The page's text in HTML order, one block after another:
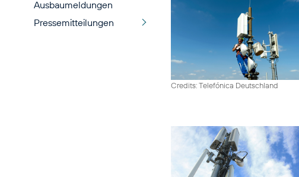
Ausbaumeldungen
Pressemitteilungen
Credits: Telefónica Deutschland